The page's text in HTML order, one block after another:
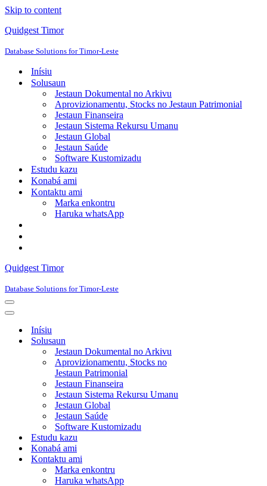
Skip to content
Quidgest Timor
Database Solutions for Timor-Leste
Inísiu
Solusaun
Jestaun Dokumental no Arkivu
Aprovizionamentu, Stocks no Jestaun Patrimonial
Jestaun Finanseira
Jestaun Sistema Rekursu Umanu
Jestaun Global
Jestaun Saúde
Software Kustomizadu
Estudu kazu
Konabá ami
Kontaktu ami
Marka enkontru
Haruka whatsApp
Quidgest Timor
Database Solutions for Timor-Leste
Navigation
Menu
Navigation
Inísiu
Solusaun
Jestaun Dokumental no Arkivu
Aprovizionamentu, Stocks no
Jestaun Patrimonial
Jestaun Finanseira
Jestaun Sistema Rekursu Umanu
Jestaun Global
Jestaun Saúde
Software Kustomizadu
Estudu kazu
Konabá ami
Kontaktu ami
Marka enkontru
Haruka whatsApp